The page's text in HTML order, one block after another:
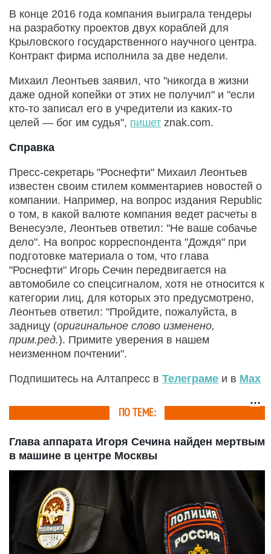
В конце 2016 года компания выиграла тендеры
на разработку проектов двух кораблей для
Крыловского государственного научного центра.
Контракт фирма исполнила за две недели.
Михаил Леонтьев заявил, что "никогда в жизни
даже одной копейки от этих не получил" и "если
кто-то записал его в учредители из каких-то
целей — бог им судья", пишет znak.com.
Справка
Пресс-секретарь "Роснефти" Михаил Леонтьев
известен своим стилем комментариев новостей о
компании. Например, на вопрос издания Republic
о том, в какой валюте компания ведет расчеты в
Венесуэле, Леонтьев ответил: "Не ваше собачье
дело". На вопрос корреспондента "Дождя" при
подготовке материала о том, что глава
"Роснефти" Игорь Сечин передвигается на
автомобиле со спецсигналом, хотя не относится к
категории лиц, для которых это предусмотрено,
Леонтьев ответил: "Пройдите, пожалуйста, в
задницу (оригинальное слово изменено,
прим.ред.). Примите уверения в нашем
неизменном почтении".
Подпишитесь на Алтапресс в Телеграме и в Max
ПО ТЕМЕ:
Глава аппарата Игоря Сечина найден мертвым
в машине в центре Москвы